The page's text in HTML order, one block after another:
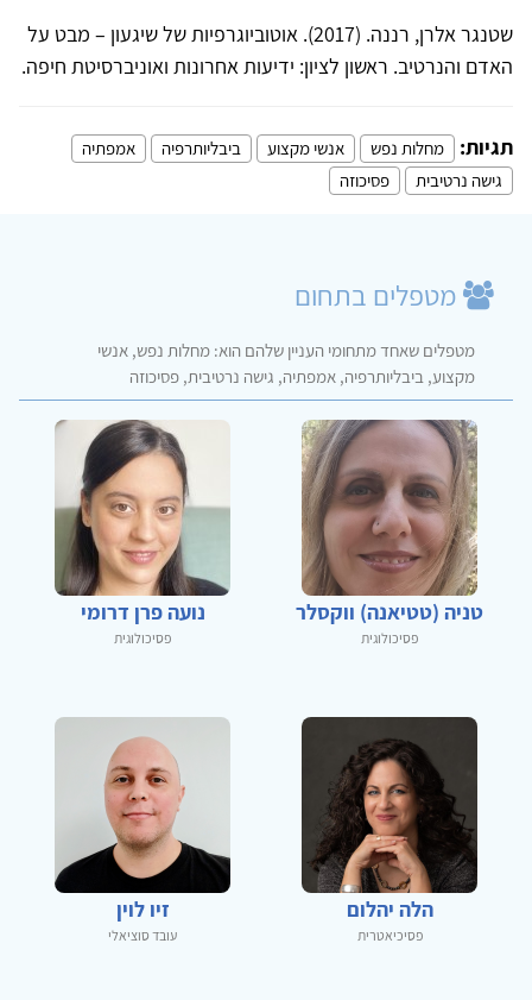
שטנגר אלרן, רננה. (2017). אוטוביוגרפיות של שיגעון – מבט על
האדם והנרטיב. ראשון לציון: ידיעות אחרונות ואוניברסיטת חיפה.
תגיות: מחלות נפש אנשי מקצוע ביבליותרפיה
אמפתיה
גישה נרטיבית
פסיכוזה
מטפלים בתחום
מטפלים שאחד מתחומי העניין שלהם הוא: מחלות נפש, אנשי
מקצוע, ביבליותרפיה, אמפתיה, גישה נרטיבית, פסיכוזה
טניה (טטיאנה) ווקסלר
פסיכולוגית
נועה פרן דרומי
פסיכולוגית
הלה יהלום
פסיכיאטרית
זיו לוין
עובד סוציאלי